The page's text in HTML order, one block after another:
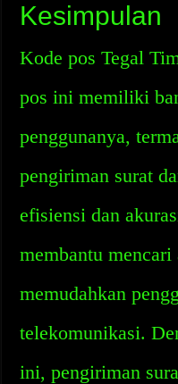
Kesimpulan
Kode pos Tegal
pos ini memiliki
penggunanya,
pengiriman surat
efisiensi dan
membantu mencari
memudahkan
telekomunikasi.
ini, pengiriman